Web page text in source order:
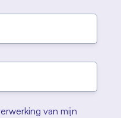
van mijn